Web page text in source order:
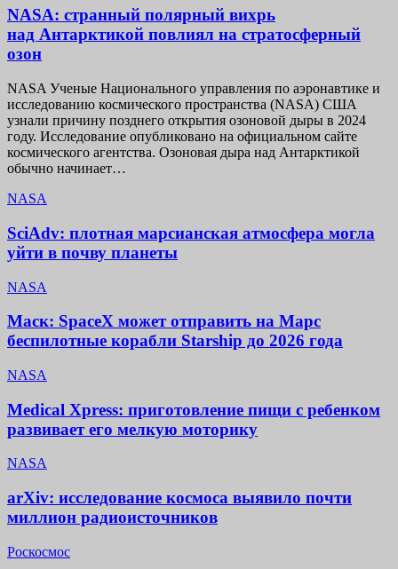
NASA: странный полярный вихрь
над Антарктикой повлиял на стратосферный
озон
NASA Ученые Национального управления по аэронавтике и
исследованию космического пространства (NASA) США
узнали причину позднего открытия озоновой дыры в 2024
году. Исследование опубликовано на официальном сайте
космического агентства. Озоновая дыра над Антарктикой
обычно начинает…
NASA
SciAdv: плотная марсианская атмосфера могла
уйти в почву планеты
NASA
Маск: SpaceX может отправить на Марс
беспилотные корабли Starship до 2026 года
NASA
Medical Xpress: приготовление пищи с ребенком
развивает его мелкую моторику
NASA
arXiv: исследование космоса выявило почти
миллион радиоисточников
Роскосмос